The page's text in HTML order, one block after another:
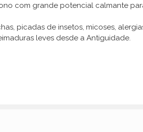
com grande potencial calmante
picadas de insetos, micoses,
leves desde a Antiguidade.